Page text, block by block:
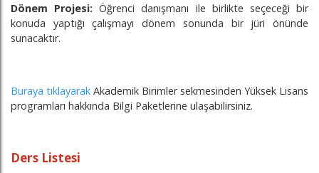
Dönem Projesi: Öğrenci danışmanı ile birlikte seçeceği bir
konuda yaptığı çalışmayı dönem sonunda bir jüri önünde
sunacaktır.
Buraya tıklayarak Akademik Birimler sekmesinden Yüksek Lisans
programları hakkında Bilgi Paketlerine ulaşabilirsiniz.
Ders Listesi